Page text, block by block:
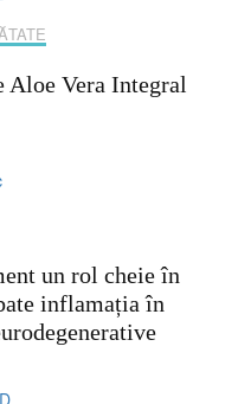
Aloe Vera Integral
un rol cheie în
inflamația în